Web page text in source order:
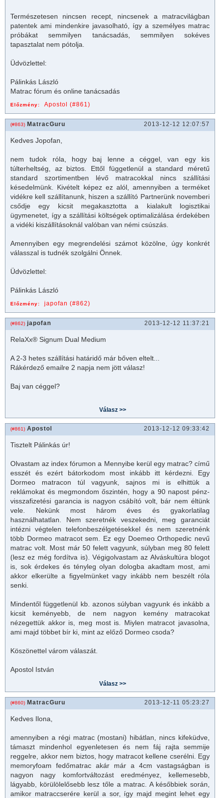
Természetesen nincsen recept, nincsenek a matracvilágban
patentek ami mindenkire javasolható, így a személyes matrac
próbákat semmilyen tanácsadás, semmilyen sokéves
tapasztalat nem pótolja.
Üdvözlettel:
Pálinkás László
Matrac fórum és online tanácsadás
Előzmény: Apostol (#861)
(#863) MatracGuru 2013-12-12 12:07:57
Kedves Jopofan,
nem tudok róla, hogy baj lenne a céggel, van egy kis
túlterheltség, az biztos. Ettől függetlenül a standard méretű
standard szortimentben lévő matracokkal nincs szállítási
késedelmünk. Kivételt képez ez alól, amennyiben a terméket
vidékre kell szállítanunk, hiszen a szállító Partnerünk novemberi
csődje egy kicsit megakasztotta a kialakult logisztikai
ügymenetet, így a szállítási költségek optimalizálása érdekében
a vidéki kiszállításoknál valóban van némi csúszás.
Amennyiben egy megrendelési számot közölne, úgy konkrét
válasszal is tudnék szolgálni Önnek.
Üdvözlettel:
Pálinkás László
Előzmény: japofan (#862)
(#862) japofan 2013-12-12 11:37:21
RelaXx® Signum Dual Medium
A 2-3 hetes szállítási határidő már bőven eltelt...
Rákérdező emailre 2 napja nem jött válasz!
Baj van céggel?
(#861) Apostol 2013-12-12 09:33:42
Tisztelt Pálinkás úr!
Olvastam az index fórumon a Mennyibe kerül egy matrac? című
esszét és ezért bátorkodom most inkább itt kérdezni. Egy
Dormeo matracon túl vagyunk, sajnos mi is elhittük a
reklámokat és megmondom őszintén, hogy a 90 napost pénz-
visszafizetési garancia is nagyon csábító volt, bár nem éltünk
vele. Nekünk most három éves és gyakorlatilag
használhatatlan. Nem szeretnék veszekedni, meg garanciát
intézni végtelen telefonbeszélgetésekkel és nem szeretnénk
több Dormeo matracot sem. Ez egy Doemeo Orthopedic nevű
matrac volt. Most már 50 felett vagyunk, súlyban meg 80 felett
(lesz ez még fordítva is). Végigolvastam az Alváskultúra blogot
is, sok érdekes és tényleg olyan dologba akadtam most, ami
akkor elkerülte a figyelmünket vagy inkább nem beszélt róla
senki.
Mindentől függetlenül kb. azonos súlyban vagyunk és inkább a
kicsit keményebb, de nem nagyon kemény matracokat
nézegettük akkor is, meg most is. Miylen matracot javasolna,
ami majd többet bír ki, mint az előző Dormeo csoda?
Köszönettel várom válaszát.
Apostol István
(#860) MatracGuru 2013-12-11 05:23:27
Kedves Ilona,
amennyiben a régi matrac(mostani) hibátlan, nincs kifeküdve,
támaszt mindenhol egyenletesen és nem fáj rajta semmije
reggelre, akkor nem biztos, hogy matracot kellene cserélni. Egy
memoryfoam fedőmatrac akár már a 4cm vastagságban is
nagyon nagy komfortváltozást eredményez, kellemesebb,
lágyabb, körülölelősebb lesz tőle a matrac . A későbbiek során,
amikor matraccserére kerül a sor, így majd megint lehet egy